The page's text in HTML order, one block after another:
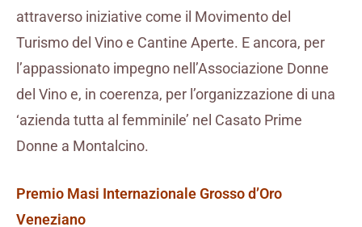
attraverso iniziative come il Movimento del
Turismo del Vino e Cantine Aperte. E ancora, per
l’appassionato impegno nell’Associazione Donne
del Vino e, in coerenza, per l’organizzazione di una
‘azienda tutta al femminile’ nel Casato Prime
Donne a Montalcino.
Premio Masi Internazionale Grosso d’Oro
Veneziano